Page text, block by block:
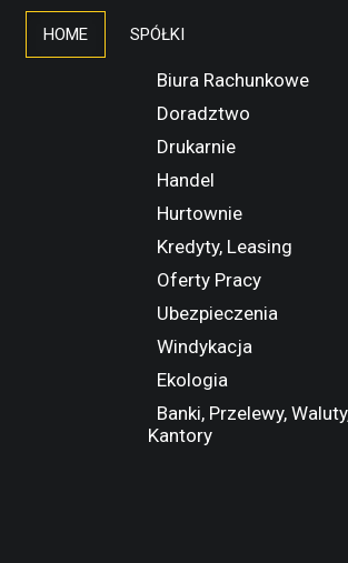
HOME SPÓŁKI
Biura Rachunkowe
Doradztwo
Drukarnie
Handel
Hurtownie
Kredyty, Leasing
Oferty Pracy
Ubezpieczenia
Windykacja
Ekologia
Banki, Przelewy,
Kantory